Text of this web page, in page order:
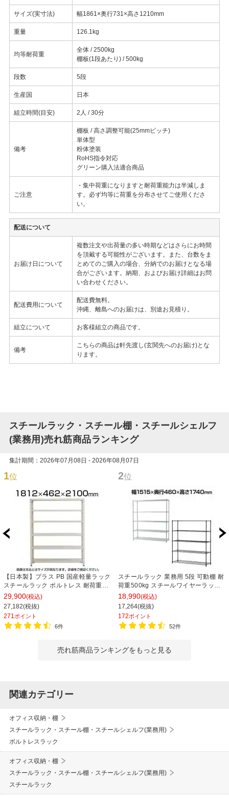
サイズ(実寸法) 幅1861×奥行731×高さ1210mm
重量 126.1kg
均等耐荷重
全体 / 2500kg
棚板(1段あたり) / 500kg
段数 5段
生産国 日本
組立時間(目安) 2人 / 30分
備考
棚板 / 高さ調整可能(25mmピッチ)
単体型
粉体塗装
RoHS指令対応
グリーン購入法適合商品
ご注意
・集中荷重になりますと耐荷重能力は半減しま
す。必ず均等に荷重を分布させてご使用くださ
い。
配送について
お届け日について
複数注文や出荷量の多い時期などはさらにお時間
を頂戴する可能性がございます。また、台数をま
とめてのご購入の場合、分納でのお届けとなる場
合がございます。納期、およびお届け詳細はお問
い合わせください。
配送費用について
配送費無料。
沖縄、離島へのお届けは、別途お見積り。
組立について お客様組立の商品です。
備考
こちらの商品は軒先渡し(玄関先へのお届け)とな
ります。
スチールラック・スチール棚・スチールシェルフ
(業務用)売れ筋商品ランキング
集計期間：2026年07月08日 - 2026年08月07日
1位
【日本製】プラス PB 国産軽量ラック
スチールラック ボルトレス 耐荷重
150kg/段 天地6段 幅1812×奥行462×
高さ2100mm スチール棚 スチールシ
ェルフ 収納棚 オープンラック 収納ラ
ック
29,900(税込)
27,182(税抜)
271ポイント
6件
2位
スチールラック 業務用 5段 可動棚 耐
荷重500kg スチールワイヤーラック
シェルゴ 幅1515×奥行460×高さ
1740mm
18,990(税込)
17,264(税抜)
172ポイント
52件
売れ筋商品ランキングをもっと見る
関連カテゴリー
オフィス収納・棚
スチールラック・スチール棚・スチールシェルフ(業務用)
ボルトレスラック
オフィス収納・棚
スチールラック・スチール棚・スチールシェルフ(業務用)
スチールラック